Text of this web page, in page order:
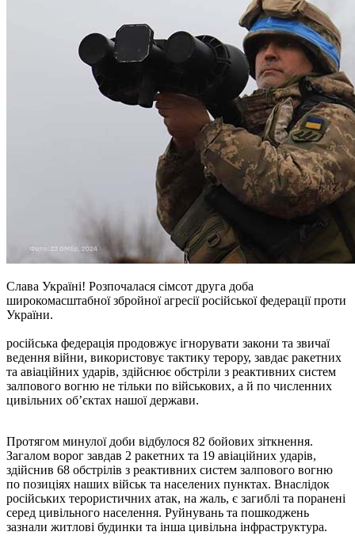
Слава Україні! Розпочалася сімсот друга доба
широкомасштабної збройної агресії російської федерації проти
України.
російська федерація продовжує ігнорувати закони та звичаї
ведення війни, використовує тактику терору, завдає ракетних
та авіаційних ударів, здійснює обстріли з реактивних систем
залпового вогню не тільки по військових, а й по численних
цивільних об’єктах нашої держави.
Протягом минулої доби відбулося 82 бойових зіткнення.
Загалом ворог завдав 2 ракетних та 19 авіаційних ударів,
здійснив 68 обстрілів з реактивних систем залпового вогню
по позиціях наших військ та населених пунктах. Внаслідок
російських терористичних атак, на жаль, є загиблі та поранені
серед цивільного населення. Руйнувань та пошкоджень
зазнали житлові будинки та інша цивільна інфраструктура.